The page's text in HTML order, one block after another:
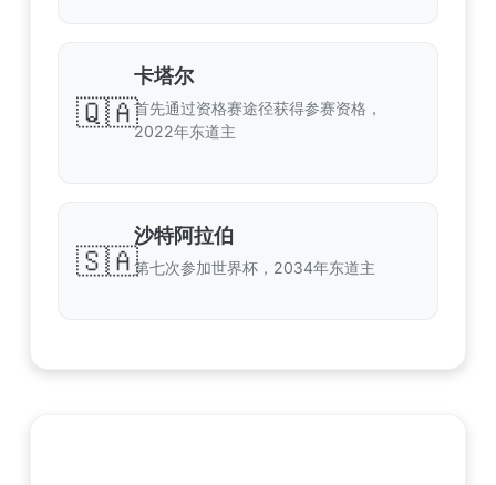
🇶🇦
卡塔尔
首先通过资格赛途径获得参赛资格，
2022年东道主
🇸🇦
沙特阿拉伯
第七次参加世界杯，2034年东道主